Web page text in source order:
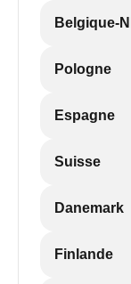
Belgique-
Pologne
Espagne
Suisse
Danemark
Finlande